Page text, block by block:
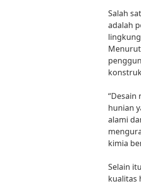
Salah
adalah
hunian
alami
kimia
Selain
kualitas